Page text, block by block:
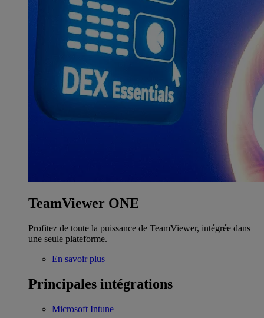
TeamViewer ONE
Profitez de toute la puissance de TeamViewer, intégrée dans
une seule plateforme.
En savoir plus
Principales intégrations
Microsoft Intune